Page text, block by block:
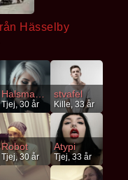
Hässelby
Halsmandel
Tjej, 30 år
stvafel
Kille, 33 år
Robot
Tjej, 30 år
Atypi
Tjej, 33 år